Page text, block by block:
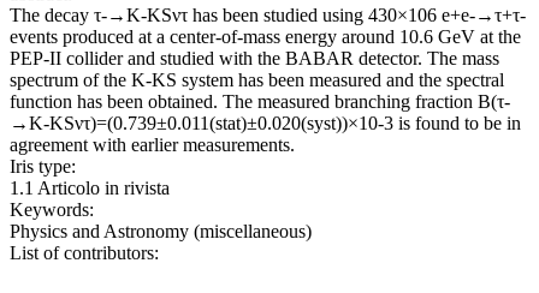
The decay τ-→K-KSντ has been studied using 430×106 e+e-→τ+τ-
events produced at a center-of-mass energy around 10.6 GeV at the
PEP-II collider and studied with the BABAR detector. The mass
spectrum of the K-KS system has been measured and the spectral
function has been obtained. The measured branching fraction B(τ-
→K-KSντ)=(0.739±0.011(stat)±0.020(syst))×10-3 is found to be in
agreement with earlier measurements.
Iris type:
1.1 Articolo in rivista
Keywords:
Physics and Astronomy (miscellaneous)
List of contributors: